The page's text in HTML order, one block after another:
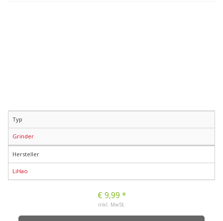
Typ
Grinder
Hersteller
LiHao
€ 9,99 *
inkl. MwSt.